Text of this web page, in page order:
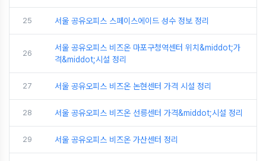
25 서울 공유오피스 스페이스에이드 성수 정보 정리
26
서울 공유오피스 비즈온 마포구청역센터 위치&middot;가
격&middot;시설 정리
27 서울 공유오피스 비즈온 논현센터 가격 시설 정리
28 서울 공유오피스 비즈온 선릉센터 가격&middot;시설 정리
29 서울 공유오피스 비즈온 가산센터 정리